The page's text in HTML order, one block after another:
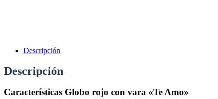
Descripción
Descripción
Características Globo rojo con vara «Te Amo»